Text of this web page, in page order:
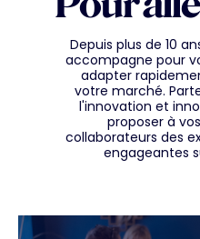
Depuis plus de 10
accompagne pour
adapter
votre marché.
l'innovation et
proposer à
collaborateurs des
engageantes